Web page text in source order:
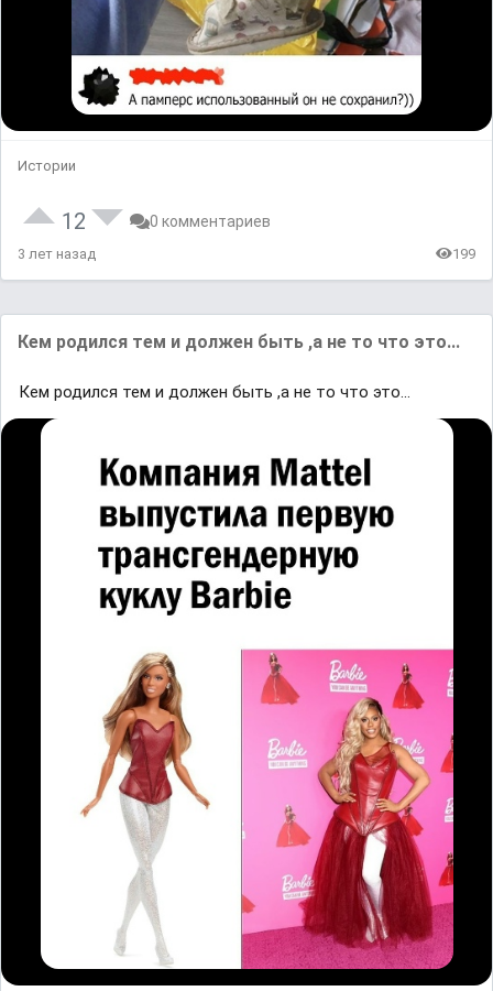
Истории
12 0 комментариев
3 лет назад 199
Кем родился тем и должен быть ,а не то что это...
Кем родился тем и должен быть ,а не то что это...